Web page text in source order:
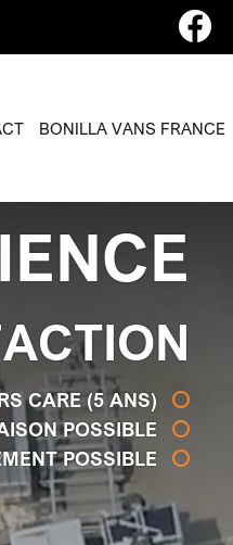
BONILLA VANS FRANCE
CARE (5 ANS)
POSSIBLE
POSSIBLE